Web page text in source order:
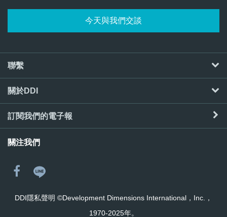
今天與我們交談
聯繫
關於DDI
DDI隱私聲明 ©Development Dimensions International，Inc.，
1970-2025年。
訂閱我們的電子報
關注我們